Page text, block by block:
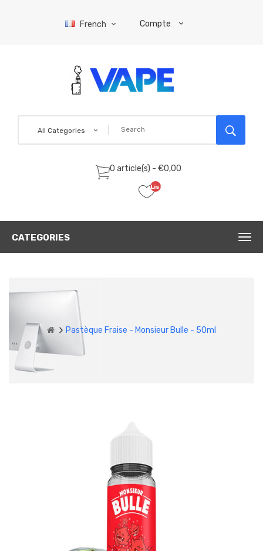
French Compte
All Categories
0 article(s) - €0,00
Liste
(0)
CATEGORIES
Pastèque Fraise - Monsieur Bulle - 50ml